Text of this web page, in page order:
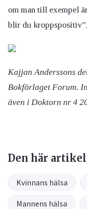
om man till exempel
blir du
Kajjan Anderssons
Bokförlaget Forum.
även i Doktorn nr 4
Den här
Kvinnans hälsa
Mannens hälsa